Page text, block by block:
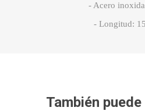
- Acero
- Longitud:
También